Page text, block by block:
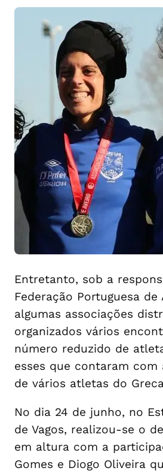
Entretanto, sob a
Federação Portuguesa
algumas associações
organizados vários
número reduzido de
esses que contaram com
de vários atletas do
No dia 24 de junho, no
de Vagos, realizou-se o
em altura com a
Gomes e Diogo Oliveira